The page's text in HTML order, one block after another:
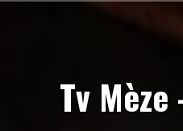
Tv Mèze